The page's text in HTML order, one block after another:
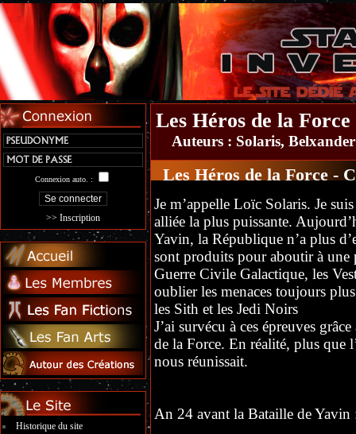
Connexion auto. :
>> Inscription
Historique du site
Les Héros de la Force
Auteurs : Solaris, Belxander
Les Héros de la Force -
Je m’appelle Loïc Solaris. Je
alliée la plus puissante.
Yavin, la République n’a plus
sont produits pour aboutir à une
Guerre Civile Galactique, les
oublier les menaces toujours
les Sith et les Jedi Noirs
J’ai survécu à ces épreuves
de la Force. En réalité, plus que
nous réunissait.
An 24 avant la Bataille de Yavin